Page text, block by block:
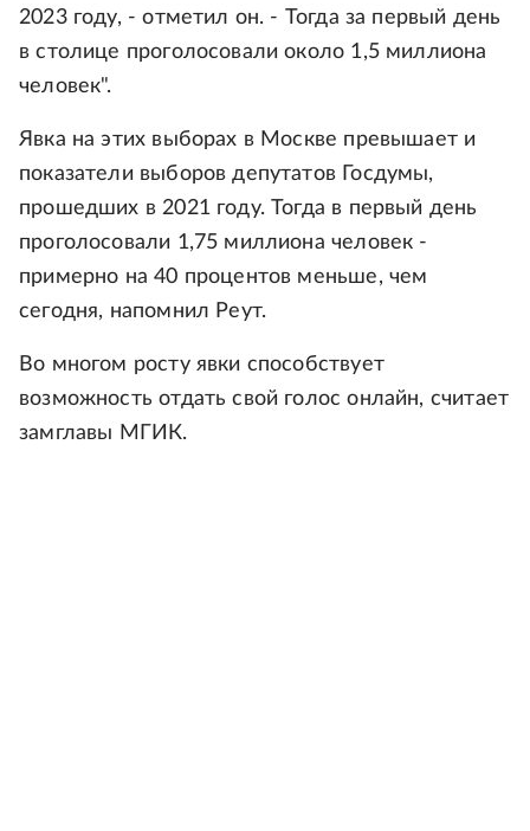
2023 году, - отметил он. - Тогда за первый день
в столице проголосовали около 1,5 миллиона
человек".
Явка на этих выборах в Москве превышает и
показатели выборов депутатов Госдумы,
прошедших в 2021 году. Тогда в первый день
проголосовали 1,75 миллиона человек -
примерно на 40 процентов меньше, чем
сегодня, напомнил Реут.
Во многом росту явки способствует
возможность отдать свой голос онлайн, считает
замглавы МГИК.